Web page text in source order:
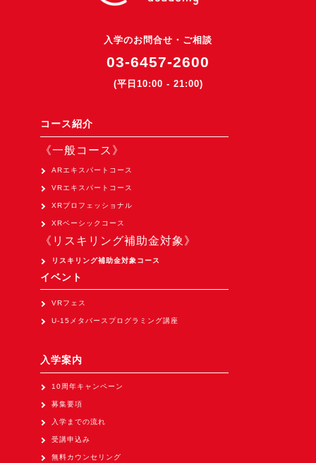
Apple Vision Pro アプリ開発研修
HoloLens 2 アプリ開発研修
《研究会》
XRビジネスフォーラム
《展示会》
TOKYO DIGICONX2026
（1/8～10東京ビッグサイト）に出展。
オートモーティブワールド2026
（1/21～23東京ビッグサイト）に出展。
Tsumiki Community Day 2026
《求人》
求人申込み
入学のお問合せ・ご相談
03-6457-2600
(平日10:00 - 21:00)
コース紹介
《一般コース》
ARエキスパートコース
VRエキスパートコース
XRプロフェッショナル
XRベーシックコース
《リスキリング補助金対象》
リスキリング補助金対象コース
イベント
VRフェス
U-15メタバースプログラミング講座
入学案内
10周年キャンペーン
募集要項
入学までの流れ
受講申込み
無料カウンセリング